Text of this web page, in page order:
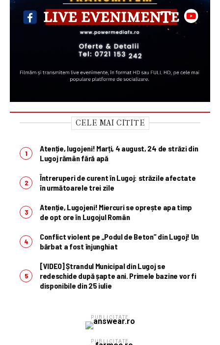
CELE MAI CITITE
Atenție, lugojeni! Marți, 4 august, 24 de străzi din
Lugoj rămân fără apă
Întreruperi de curent în Lugoj: străzile afectate
în următoarele trei zile
Atenție, Lugojeni! Miercuri se oprește apa timp
de opt ore în Lugojul Român
Conflict violent pe „Podul de Beton” din Lugoj! Un
bărbat a fost înjunghiat
[VIDEO] Ștrandul Municipal din Lugoj se
redeschide după șapte ani. Primele bazine vor fi
disponibile din 25 iulie
PUBLICITATE
PUBLICITATE